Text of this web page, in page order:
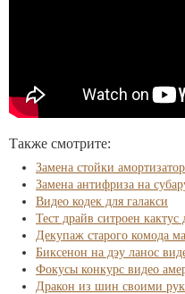
Также смотрите:
Замена стойки
Замена антифриза на
Видео кодек для галакси
Тест драйв ситроен кактус
Декупаж старого комода
Биксенон на дэу ланос
Фокусы конкурс видео
Дракон из шин своими